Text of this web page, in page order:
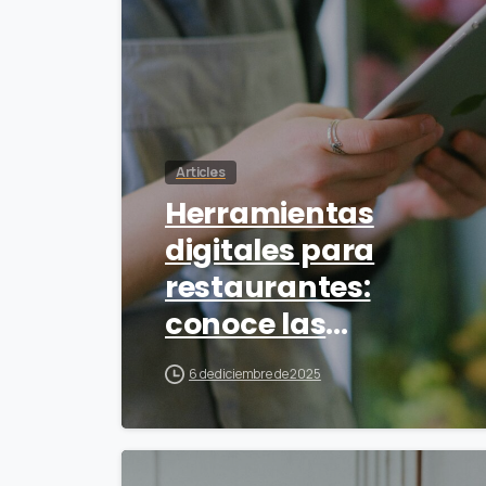
Articles
Herramientas
digitales para
restaurantes:
conoce las
imprescindibles
6 de diciembre de 2025